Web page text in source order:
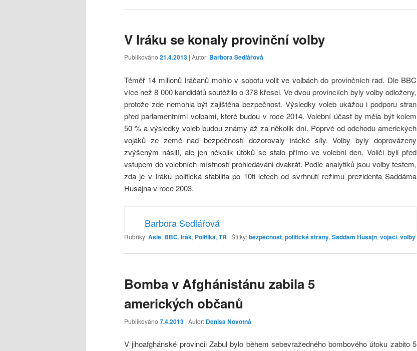
V Iráku se konaly provinční volby
Publikováno 21.4.2013 | Autor: Barbora Sedlářová
Téměř 14 milionů Iráčanů mohlo v sobotu volit ve volbách do provinčních rad. Dle BBC
více než 8 000 kandidátů soutěžilo o 378 křesel. Ve dvou provinciích byly volby odloženy,
protože zde nemohla být zajištěna bezpečnost. Výsledky voleb ukážou i podporu stran
před parlamentními volbami, které budou v roce 2014. Volební účast by měla být kolem
50 % a výsledky voleb budou známy až za několik dní. Poprvé od odchodu amerických
vojáků ze země nad bezpečností dozorovaly irácké síly. Volby byly doprovázeny
zvýšeným násilí, ale jen několik útoků se stalo přímo ve volební den. Voliči byli před
vstupem do volebních místností prohledáváni dvakrát. Podle analytiků jsou volby testem,
zda je v Iráku politická stabilita po 10ti letech od svrhnutí režimu prezidenta Saddáma
Husajna v roce 2003.
Barbora Sedlářová
Rubriky:Asie, BBC, Irák, Politika, TR | Štítky:bezpečnost, politické strany, Saddam Husajn, vojaci, volby
Bomba v Afghánistánu zabila 5
amerických občanů
Publikováno 7.4.2013 | Autor: Denisa Novotná
V jihoafghánské provincii Zabul bylo během sebevražedného bombového útoku zabito 5